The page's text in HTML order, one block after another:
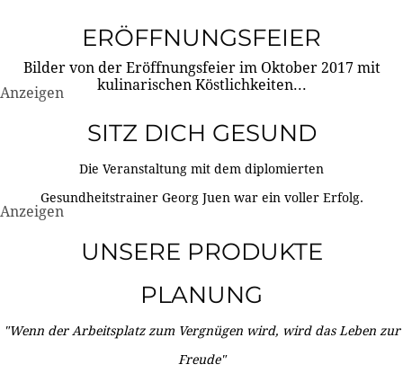
ERÖFFNUNGSFEIER
Bilder von der Eröffnungsfeier im Oktober 2017 mit
kulinarischen Köstlichkeiten...
Anzeigen
SITZ DICH GESUND
Die Veranstaltung mit dem diplomierten
Gesundheitstrainer Georg Juen war ein voller Erfolg.
Anzeigen
UNSERE PRODUKTE
PLANUNG
"Wenn der Arbeitsplatz zum Vergnügen wird, wird das Leben zur
Freude"